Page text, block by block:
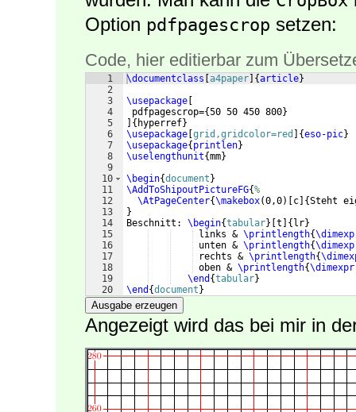
Option pdfpagescrop setzen:
Code, hier editierbar zum
1
2
3
4
5
6
7
8
9
10
11
12
13
14
15
16
17
18
19
20
\documentclass a4paper {article}
\usepackage
pdfpagescrop={50 50 450 800}
{ hyperref}
\usepackage grid,gridcolor=red {eso-pic}
\usepackage{ printlen}
\uselengthunit{mm}
\begin{document }
\AddToShipoutPictureFG{%
\AtPageCenter{\makebox(0,0) c {Steht
}
Beschnitt: \begin{tabular} t { lr}
links & \printlength{
unten & \printlength{
rechts & \printlength{
oben & \printlength{\dimexpr
\end {tabular}
\end {document }
Ausgabe erzeugen
Angezeigt wird das bei mir in